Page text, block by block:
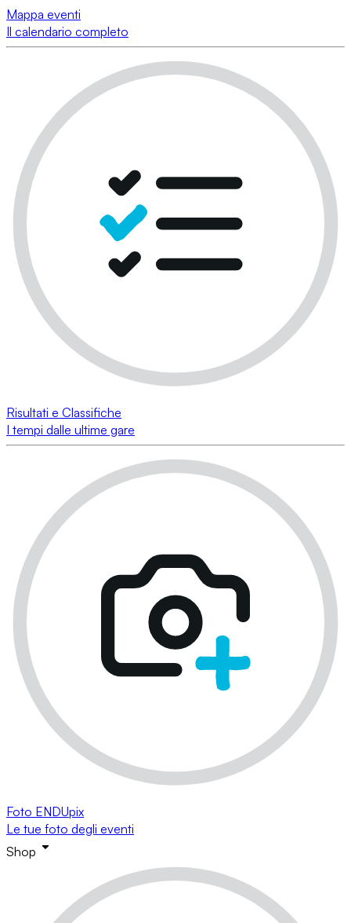
Mappa eventi
Il calendario completo
Risultati e Classifiche
I tempi dalle ultime gare
Foto ENDUpix
Le tue foto degli eventi
Shop